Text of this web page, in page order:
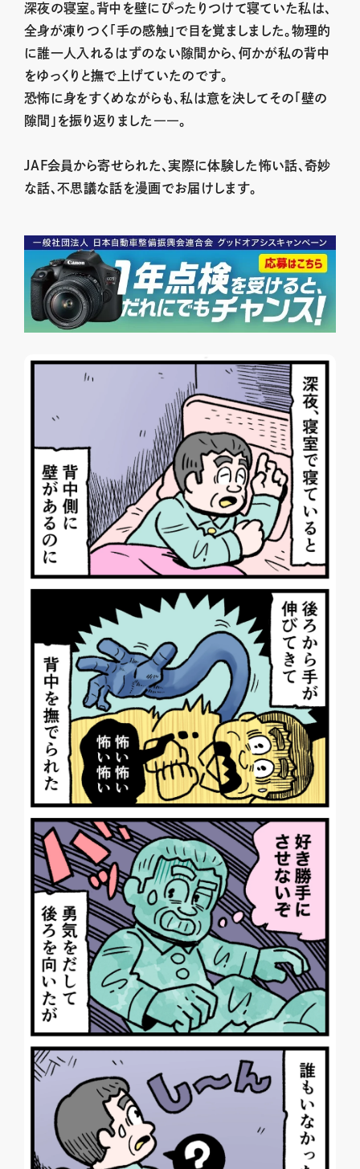
深夜の寝室。背中を壁にぴったりつけて寝ていた私は、
全身が凍りつく「手の感触」で目を覚ましました。物理的
に誰一人入れるはずのない隙間から、何かが私の背中
をゆっくりと撫で上げていたのです。
恐怖に身をすくめながらも、私は意を決してその「壁の
隙間」を振り返りました――。
JAF会員から寄せられた、実際に体験した怖い話、奇妙
な話、不思議な話を漫画でお届けします。